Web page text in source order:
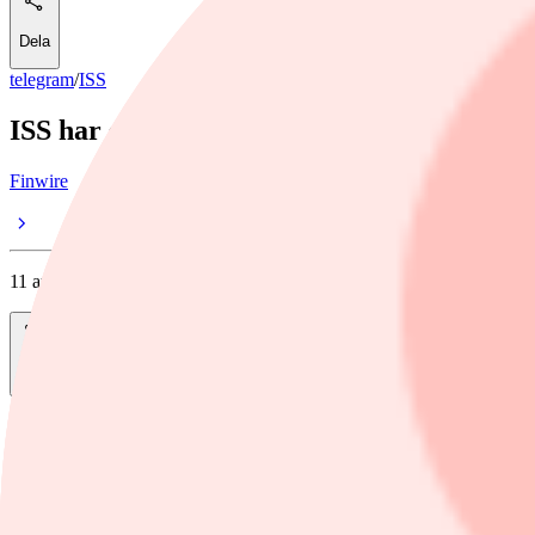
Dela
telegram/ISS
ISS har slutfört första delen av
Finwire
11 augusti, 2025